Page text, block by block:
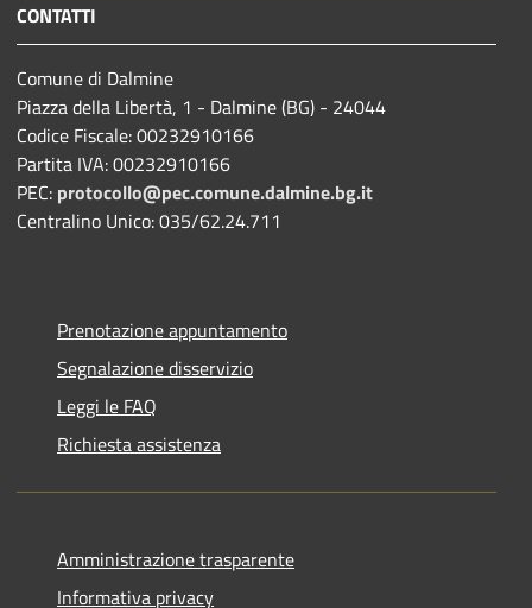
CONTATTI
Comune di Dalmine
Piazza della Libertà, 1 - Dalmine (BG) - 24044
Codice Fiscale: 00232910166
Partita IVA: 00232910166
PEC: protocollo@pec.comune.dalmine.bg.it
Centralino Unico: 035/62.24.711
Prenotazione appuntamento
Segnalazione disservizio
Leggi le FAQ
Richiesta assistenza
Amministrazione trasparente
Informativa privacy